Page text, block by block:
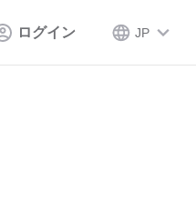
ログイン JP